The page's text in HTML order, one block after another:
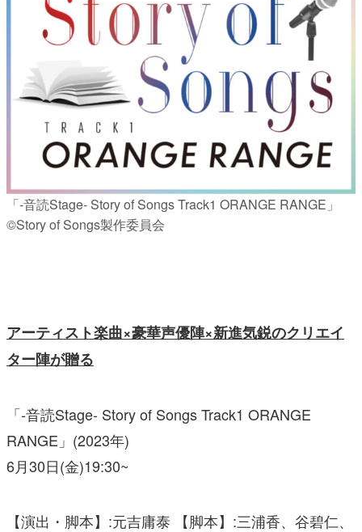
「‐音読Stage‐ Story of Songs Track1 ORANGE RANGE」
©Story of Songs製作委員会
アーティスト楽曲×豪華声優陣×新進気鋭のクリエイ
ター陣が贈る
「‐音読Stage‐ Story of Songs Track1 ORANGE
RANGE」(2023年)
6月30日(金)19:30~
【演出・脚本】:元吉庸泰 【脚本】:三浦香、谷碧仁、